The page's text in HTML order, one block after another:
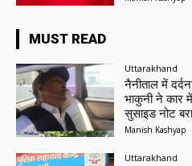
MUST READ
Uttarakhand
नैनीताल में
भाकुनी ने कार
सुसाइड नोट
Manish Kashyap -
Uttarakhand